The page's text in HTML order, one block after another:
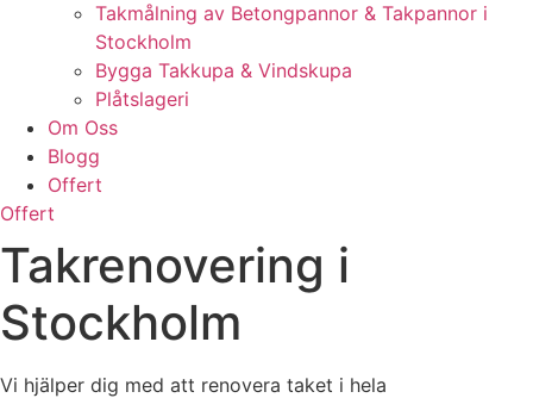
Takmålning av Betongpannor & Takpannor i
Stockholm
Bygga Takkupa & Vindskupa
Plåtslageri
Om Oss
Blogg
Offert
Offert
Takrenovering i
Stockholm
Vi hjälper dig med att renovera taket i hela